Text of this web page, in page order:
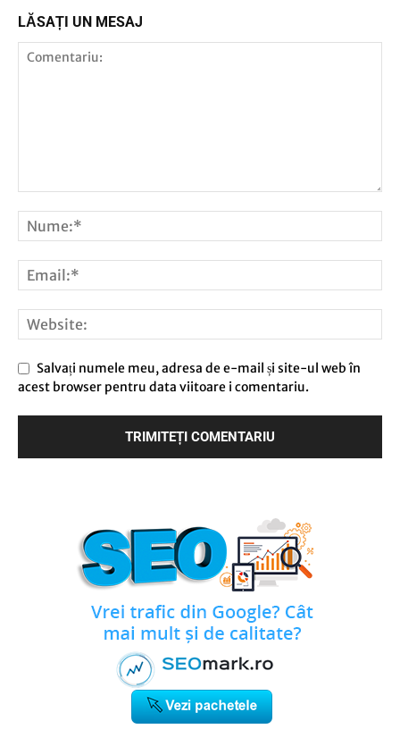
LĂSAȚI UN MESAJ
Salvați numele meu, adresa de e-mail și site-ul web în
acest browser pentru data viitoare i comentariu.